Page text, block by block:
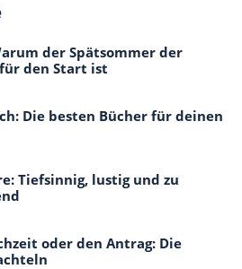
der Spätsommer der
den Start ist
Die besten Bücher für deinen
Tiefsinnig, lustig und zu
oder den Antrag: Die